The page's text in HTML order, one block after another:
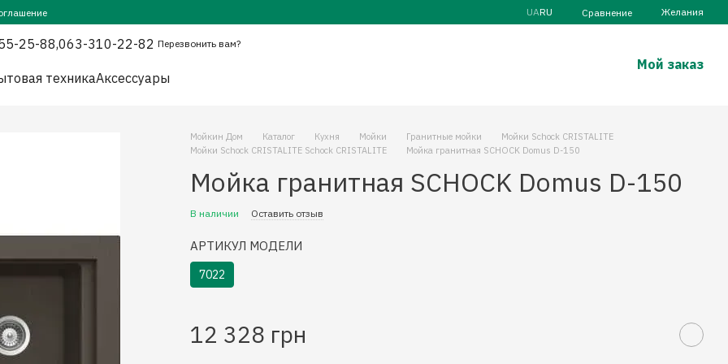
UARU Сравнение Желания
25-88,063-310-22-82 Перезвонить вам?
техникаАксессуары
Мой заказ
Мойкин Дом Каталог Кухня Мойки Гранитные мойки
Мойки Schock CRISTALITE
Мойки Schock CRISTALITE Schock CRISTALITE
Мойка гранитная SCHOCK Domus D-150
Мойка гранитная SCHOCK Domus D-150
В наличии Оставить отзыв
АРТИКУЛ МОДЕЛИ
7022
12 328 грн